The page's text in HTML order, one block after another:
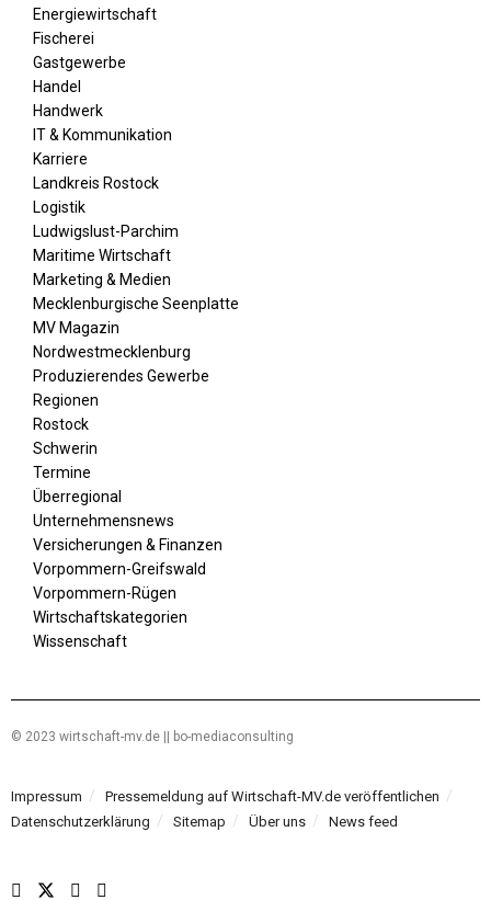
Energiewirtschaft
Fischerei
Gastgewerbe
Handel
Handwerk
IT & Kommunikation
Karriere
Landkreis Rostock
Logistik
Ludwigslust-Parchim
Maritime Wirtschaft
Marketing & Medien
Mecklenburgische Seenplatte
MV Magazin
Nordwestmecklenburg
Produzierendes Gewerbe
Regionen
Rostock
Schwerin
Termine
Überregional
Unternehmensnews
Versicherungen & Finanzen
Vorpommern-Greifswald
Vorpommern-Rügen
Wirtschaftskategorien
Wissenschaft
© 2023 wirtschaft-mv.de || bo-mediaconsulting
Impressum
Pressemeldung auf Wirtschaft-MV.de veröffentlichen
Datenschutzerklärung
Sitemap Über uns News feed